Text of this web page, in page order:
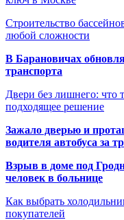
Строительство
любой сложности
В Барановичах
транспорта
Двери без лишнего: что
подходящее решение
Зажало дверью и
водителя автобуса за
Взрыв в доме под
человек в больнице
Как выбрать
покупателей